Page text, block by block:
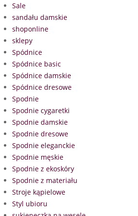
Sale
sandału damskie
shoponline
sklepy
Spódnice
Spódnice basic
Spódnice damskie
Spódnice dresowe
Spodnie
Spodnie cygaretki
Spodnie damskie
Spodnie dresowe
Spodnie eleganckie
Spodnie męskie
Spodnie z ekoskóry
Spodnie z materiału
Stroje kąpielowe
Styl ubioru